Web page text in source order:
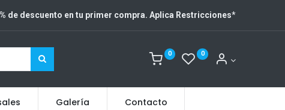
de descuento en tu primer compra. Aplica Restricciones*
0 0
Galería Contacto